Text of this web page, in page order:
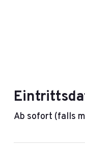
Ab sofort (falls